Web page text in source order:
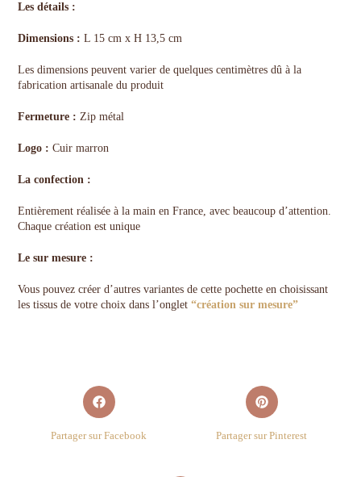
Les détails :
Dimensions : L 15 cm x H 13,5 cm
Les dimensions peuvent varier de quelques centimètres dû à la
fabrication artisanale du produit
Fermeture : Zip métal
Logo : Cuir marron
La confection :
Entièrement réalisée à la main en France, avec beaucoup d’attention.
Chaque création est unique
Le sur mesure :
Vous pouvez créer d’autres variantes de cette pochette en choisissant
les tissus de votre choix dans l’onglet“création sur mesure”
Partager sur Facebook Partager sur Pinterest